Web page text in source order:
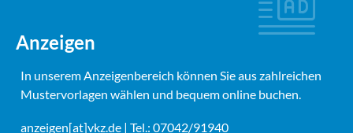
Anzeigen
In unserem Anzeigenbereich können Sie aus zahlreichen
Mustervorlagen wählen und bequem online buchen.
anzeigen[at]vkz.de | Tel.: 07042/91940